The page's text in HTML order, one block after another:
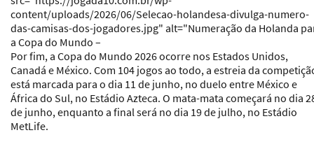
content/uploads/2026/06/Selecao-holandesa-divulga-numero-
das-camisas-dos-jogadores.jpg" alt="Numeração da Holanda
a Copa do Mundo –
Por fim, a Copa do Mundo 2026 ocorre nos Estados Unidos,
Canadá e México. Com 104 jogos ao todo, a estreia da
está marcada para o dia 11 de junho, no duelo entre México e
África do Sul, no Estádio Azteca. O mata-mata começará no dia
de junho, enquanto a final será no dia 19 de julho, no Estádio
MetLife.